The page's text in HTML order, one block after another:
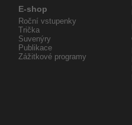
E-shop
Roční vstupenky
Trička
Suvenýry
Publikace
Zážitkové programy